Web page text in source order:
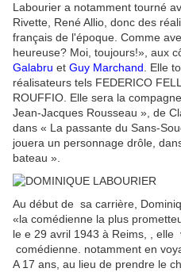
Labourier a notamment tourné
Rivette, René Allio, donc des
français de l'époque. Comme
heureuse? Moi, toujours!», aux
Galabru et Guy Marchand . Elle
réalisateurs tels FEDERICO
ROUFFIO. Elle sera la
Jean-Jacques Rousseau », de
dans « La passante du Sans-
jouera un personnage drôle,
bateau ».
Au début de sa carrière,
«la comédienne la plus
le e 29 avril 1943 à Reims, ,
comédienne. notamment en
A 17 ans, au lieu de prendre le